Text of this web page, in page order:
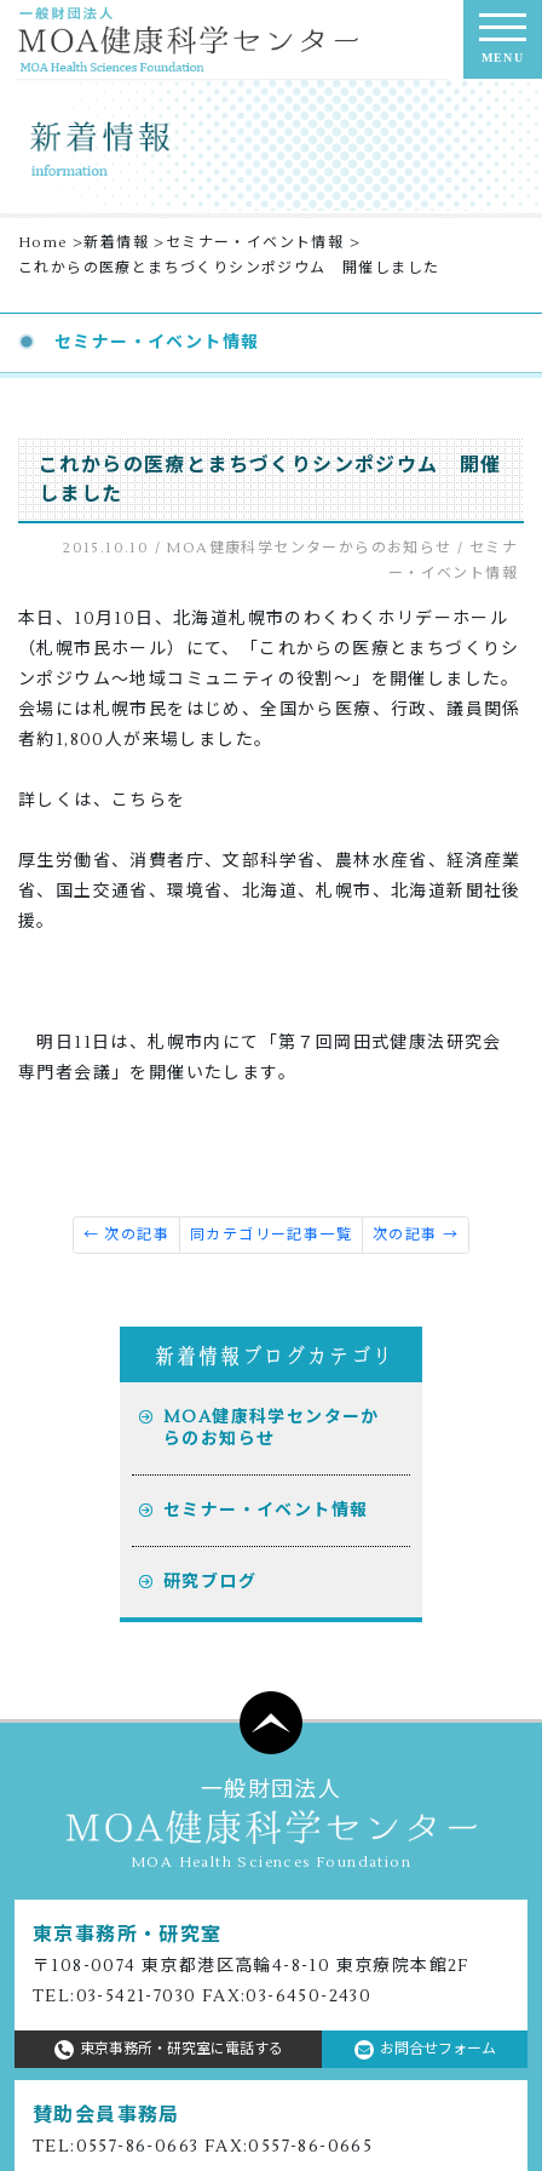
MENU
Home >新着情報 > セミナー・イベント情報 >
これからの医療とまちづくりシンポジウム 開催しました
セミナー・イベント情報
これからの医療とまちづくりシンポジウム 開催
しました
2015.10.10 / MOA健康科学センターからのお知らせ / セミナ
ー・イベント情報
本日、10月10日、北海道札幌市のわくわくホリデーホール
（札幌市民ホール）にて、「これからの医療とまちづくりシ
ンポジウム～地域コミュニティの役割～」を開催しました。
会場には札幌市民をはじめ、全国から医療、行政、議員関係
者約1,800人が来場しました。
詳しくは、 こちらを
厚生労働省、消費者庁、文部科学省、農林水産省、経済産業
省、国土交通省、環境省、北海道、札幌市、北海道新聞社後
援。
明日11日は、札幌市内にて「第７回岡田式健康法研究会
専門者会議」を開催いたします。
← 次の記事 同カテゴリー記事一覧 次の記事 →
MOA健康科学センターか
らのお知らせ
セミナー・イベント情報
研究ブログ
一般財団法人
MOA Health Sciences Foundation
東京事務所・研究室
〒108-0074 東京都港区⾼輪4-8-10 東京療院本館2F
TEL:03-5421-7030 FAX:03-6450-2430
東京事務所・研究室に電話する お問合せフォーム
賛助会員事務局
TEL:0557-86-0663 FAX:0557-86-0665